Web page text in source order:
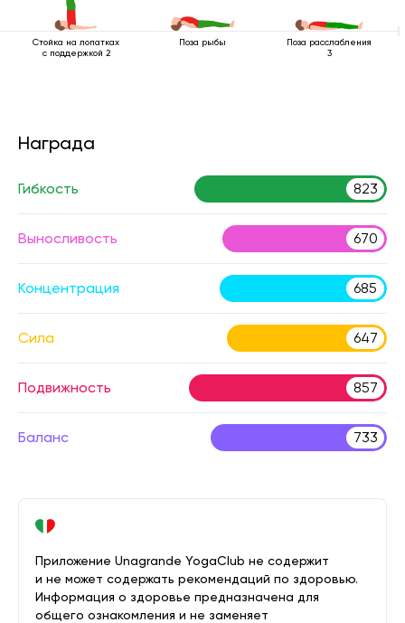
Стойка на лопатках
с поддержкой 2
Поза рыбы
Поза расслабления
3
Награда
Гибкость 823
Выносливость 670
Концентрация 685
Сила 647
Подвижность 857
Баланс 733
Приложение Unagrande YogaClub не содержит
и не может содержать рекомендаций по здоровью.
Информация о здоровье предназначена для
общего ознакомления и не заменяет